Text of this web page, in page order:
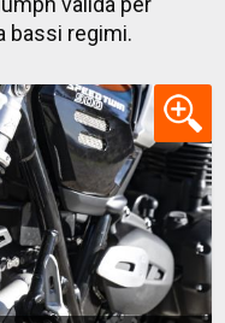
bassi regimi.